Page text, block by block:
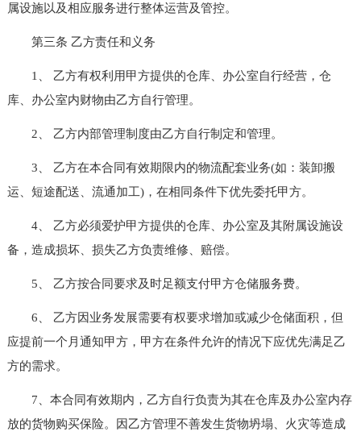
属设施以及相应服务进行整体运营及管控。
第三条 乙方责任和义务
1、 乙方有权利用甲方提供的仓库、办公室自行经营，仓
库、办公室内财物由乙方自行管理。
2、 乙方内部管理制度由乙方自行制定和管理。
3、 乙方在本合同有效期限内的物流配套业务(如：装卸搬
运、短途配送、流通加工)，在相同条件下优先委托甲方。
4、 乙方必须爱护甲方提供的仓库、办公室及其附属设施设
备，造成损坏、损失乙方负责维修、赔偿。
5、 乙方按合同要求及时足额支付甲方仓储服务费。
6、 乙方因业务发展需要有权要求增加或减少仓储面积，但
应提前一个月通知甲方，甲方在条件允许的情况下应优先满足乙
方的需求。
7、本合同有效期内，乙方自行负责为其在仓库及办公室内存
放的货物购买保险。因乙方管理不善发生货物坍塌、火灾等造成